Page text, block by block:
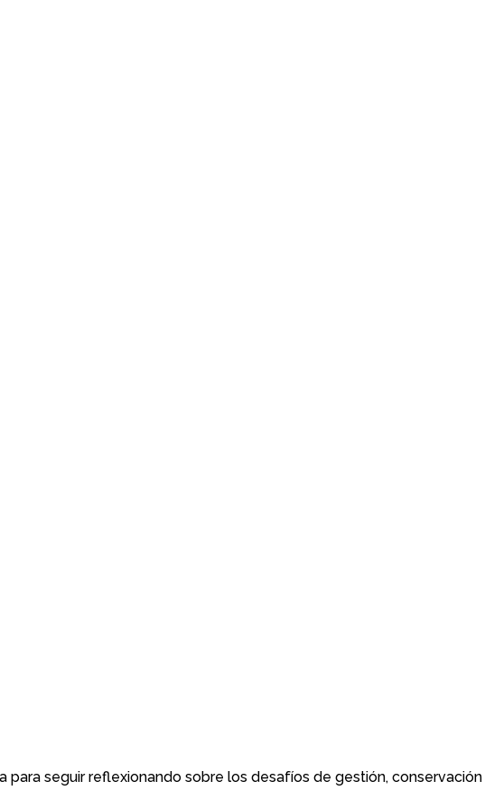
seguir reflexionando sobre los desafíos de gestión, conservación